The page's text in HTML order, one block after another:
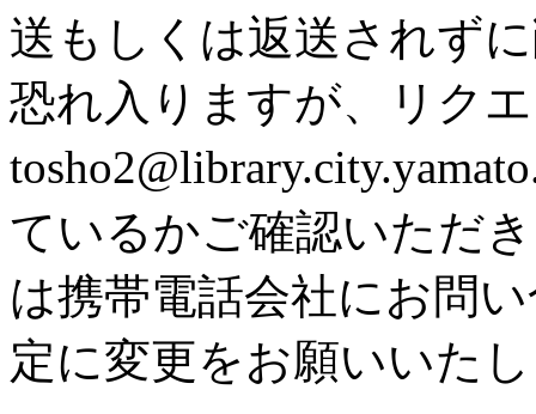
送もしくは返送されず
恐れ入りますが、リク
ているかご確認いただ
は携帯電話会社にお問
定に変更をお願いいた